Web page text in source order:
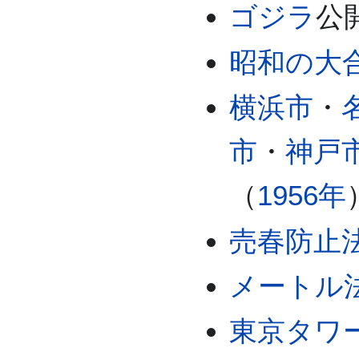
ゴジラ公
昭和の大
横浜市 ・
市 ・神戸
（1956年
売春防止
メートル
東京タワ